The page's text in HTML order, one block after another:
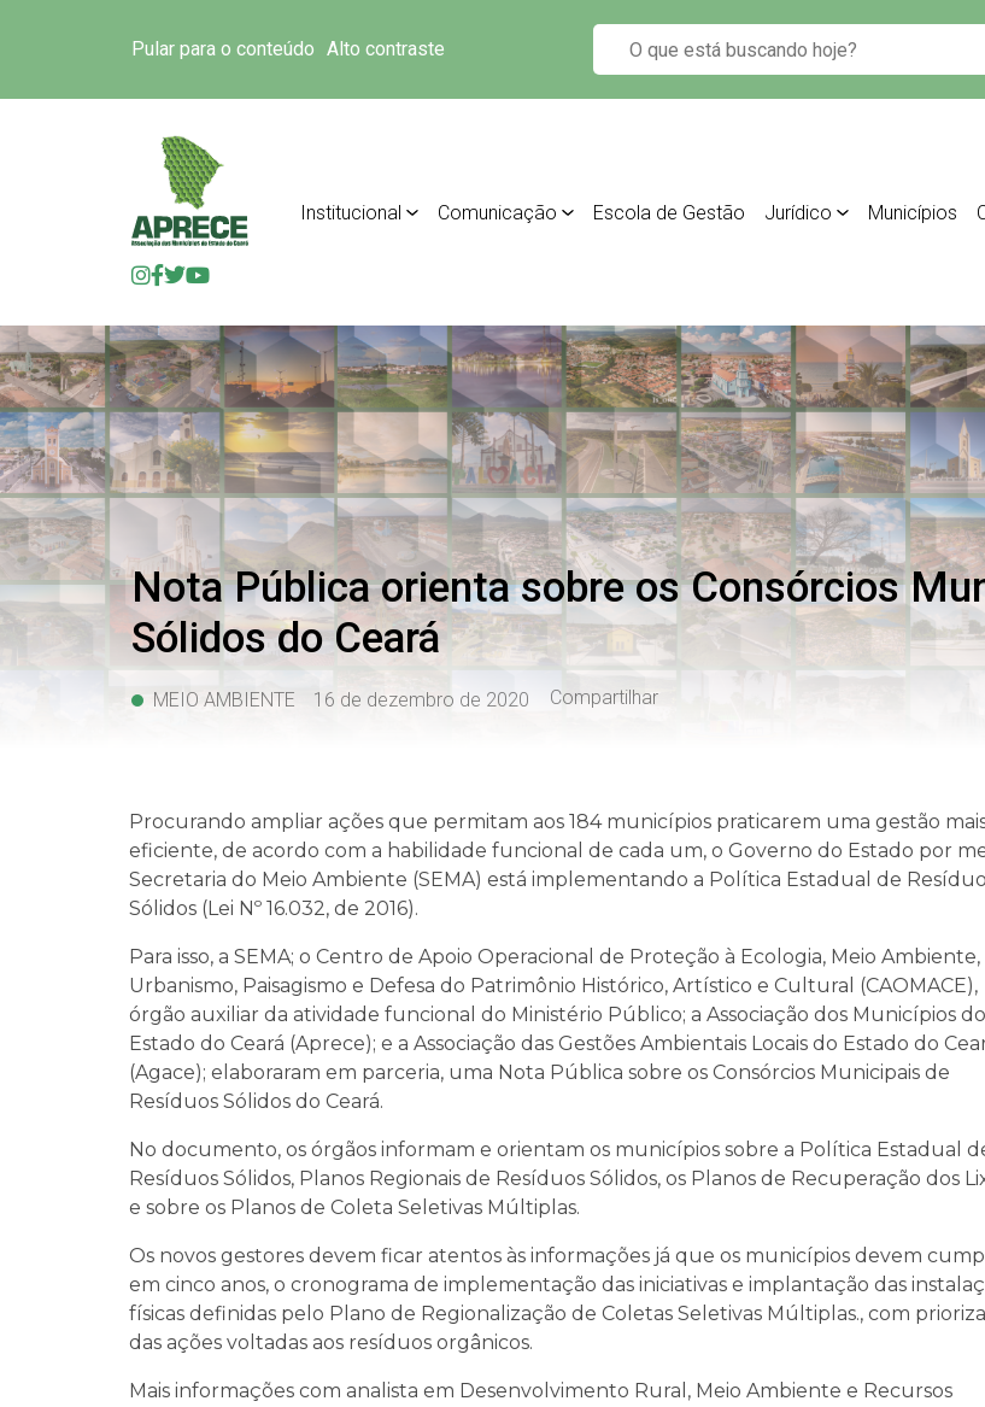
Pular para o conteúdo Alto contraste
Institucional Comunicação Escola de Gestão Jurídico Municípios
Nota Pública orienta sobre os Consórcios
Sólidos do Ceará
MEIO AMBIENTE 16 de dezembro de 2020 Compartilhar
Procurando ampliar ações que permitam aos 184 municípios praticarem uma gestão
eficiente, de acordo com a habilidade funcional de cada um, o Governo do Estado por
Secretaria do Meio Ambiente (SEMA) está implementando a Política Estadual de
Sólidos (Lei Nº 16.032, de 2016).
Para isso, a SEMA; o Centro de Apoio Operacional de Proteção à Ecologia, Meio Ambiente,
Urbanismo, Paisagismo e Defesa do Patrimônio Histórico, Artístico e Cultural (CAOMACE),
órgão auxiliar da atividade funcional do Ministério Público; a Associação dos Municípios do
Estado do Ceará (Aprece); e a Associação das Gestões Ambientais Locais do Estado do
(Agace); elaboraram em parceria, uma Nota Pública sobre os Consórcios Municipais de
Resíduos Sólidos do Ceará.
No documento, os órgãos informam e orientam os municípios sobre a Política Estadual
Resíduos Sólidos, Planos Regionais de Resíduos Sólidos, os Planos de Recuperação dos
e sobre os Planos de Coleta Seletivas Múltiplas.
Os novos gestores devem ficar atentos às informações já que os municípios devem
em cinco anos, o cronograma de implementação das iniciativas e implantação das
físicas definidas pelo Plano de Regionalização de Coletas Seletivas Múltiplas., com
das ações voltadas aos resíduos orgânicos.
Mais informações com analista em Desenvolvimento Rural, Meio Ambiente e Recursos